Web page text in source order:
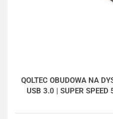
QOLTEC OBUDOWA NA
USB 3.0 | SUPER